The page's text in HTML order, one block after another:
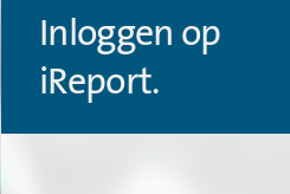
Inloggen op
iReport.